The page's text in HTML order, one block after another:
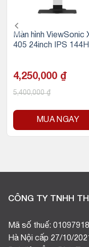
Màn hình ViewSonic
405 24inch IPS
4,250,000 ₫
5,400,000₫
MUA NGAY
CÔNG TY TNHH
Mã số thuế:
Hà Nội cấp 27/10/